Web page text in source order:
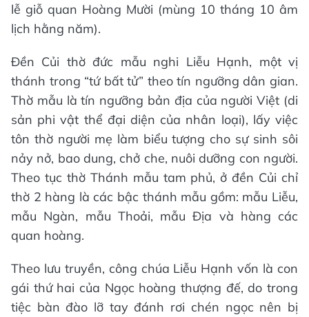
lễ giỗ quan Hoàng Mười (mùng 10 tháng 10 âm
lịch hằng năm).
Đền Củi thờ đức mẫu nghi Liễu Hạnh, một vị
thánh trong “tứ bất tử” theo tín ngưỡng dân gian.
Thờ mẫu là tín ngưỡng bản địa của người Việt (di
sản phi vật thể đại diện của nhân loại), lấy việc
tôn thờ người mẹ làm biểu tượng cho sự sinh sôi
nảy nở, bao dung, chở che, nuôi dưỡng con người.
Theo tục thờ Thánh mẫu tam phủ, ở đền Củi chỉ
thờ 2 hàng là các bậc thánh mẫu gồm: mẫu Liễu,
mẫu Ngàn, mẫu Thoải, mẫu Địa và hàng các
quan hoàng.
Theo lưu truyền, công chúa Liễu Hạnh vốn là con
gái thứ hai của Ngọc hoàng thượng đế, do trong
tiệc bàn đào lỡ tay đánh rơi chén ngọc nên bị